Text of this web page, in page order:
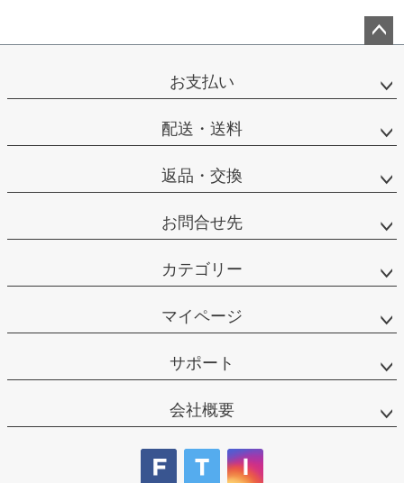
ップ
お支払い
配送・送料
返品・交換
お問合せ先
カテゴリー
マイページ
サポート
会社概要